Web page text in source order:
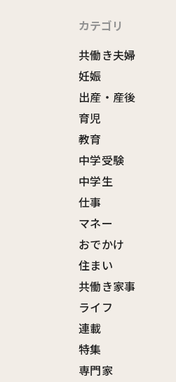
カテゴリ
共働き夫婦
妊娠
出産・産後
育児
教育
中学受験
中学生
仕事
マネー
おでかけ
住まい
共働き家事
ライフ
連載
特集
専門家